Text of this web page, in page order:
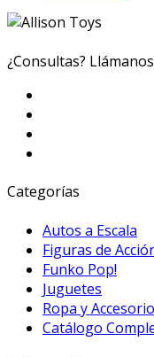
¿Consultas? Llámanos
Categorías
Autos a Escala
Figuras de
Funko Pop!
Juguetes
Ropa y
Catálogo